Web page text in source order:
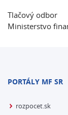
Tlačový odbor
Ministerstvo
PORTÁLY MF SR
rozpocet.sk